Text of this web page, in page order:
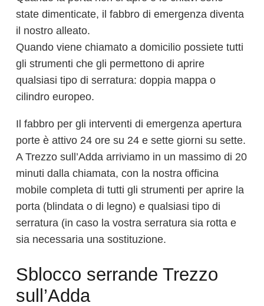
state dimenticate, il fabbro di emergenza diventa
il nostro alleato.
Quando viene chiamato a domicilio possiete tutti
gli strumenti che gli permettono di aprire
qualsiasi tipo di serratura: doppia mappa o
cilindro europeo.
Il fabbro per gli interventi di emergenza apertura
porte è attivo 24 ore su 24 e sette giorni su sette.
A Trezzo sull’Adda arriviamo in un massimo di 20
minuti dalla chiamata, con la nostra officina
mobile completa di tutti gli strumenti per aprire la
porta (blindata o di legno) e qualsiasi tipo di
serratura (in caso la vostra serratura sia rotta e
sia necessaria una sostituzione.
Sblocco serrande Trezzo
sull’Adda